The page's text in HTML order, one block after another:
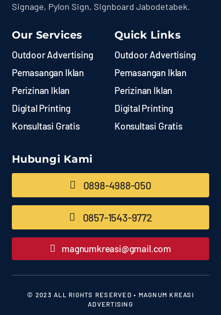
Signage, Pylon Sign, Signboard Jabodetabek.
Our Services
Outdoor Advertising
Pemasangan Iklan
Perizinan Iklan
Digital Printing
Konsultasi Gratis
Quick Links
Outdoor Advertising
Pemasangan Iklan
Perizinan Iklan
Digital Printing
Konsultasi Gratis
Hubungi Kami
0898-4988-050
0857-1543-9772
magnumkreasi@gmail.com
© 2023 ALL RIGHTS RESERVED • MAGNUM KREASI
ADVERTISING